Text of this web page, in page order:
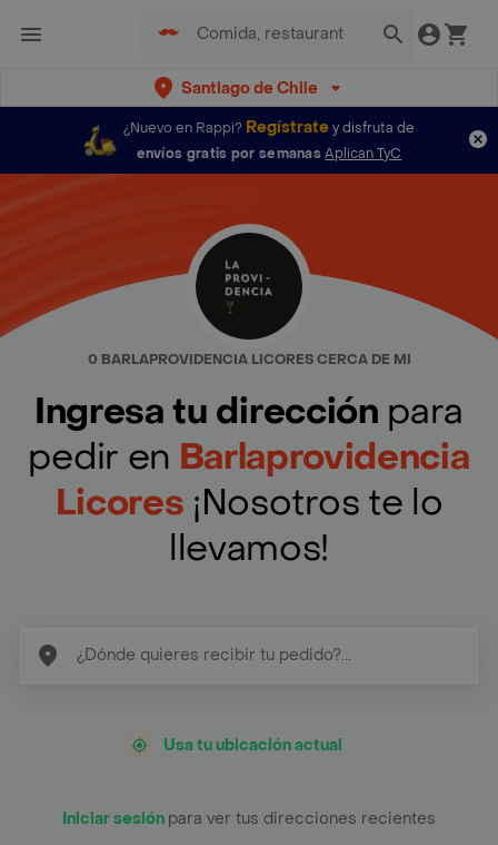
Santiago de Chile
¿Nuevo en Rappi? Regístratey disfruta de
envíos gratis por semanas Aplican TyC
0 BARLAPROVIDENCIA LICORES CERCA DE MI
Ingresa tu dirección para
pedir en Barlaprovidencia
Licores ¡Nosotros te lo
llevamos!
Usa tu ubicación actual
Iniciar sesión para ver tus direcciones recientes